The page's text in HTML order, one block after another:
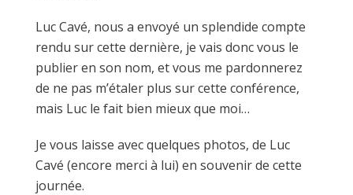
Luc Cavé, nous a envoyé un splendide compte
rendu sur cette dernière, je vais donc vous le
publier en son nom, et vous me pardonnerez
de ne pas m’étaler plus sur cette conférence,
mais Luc le fait bien mieux que moi…
Je vous laisse avec quelques photos, de Luc
Cavé (encore merci à lui) en souvenir de cette
journée.